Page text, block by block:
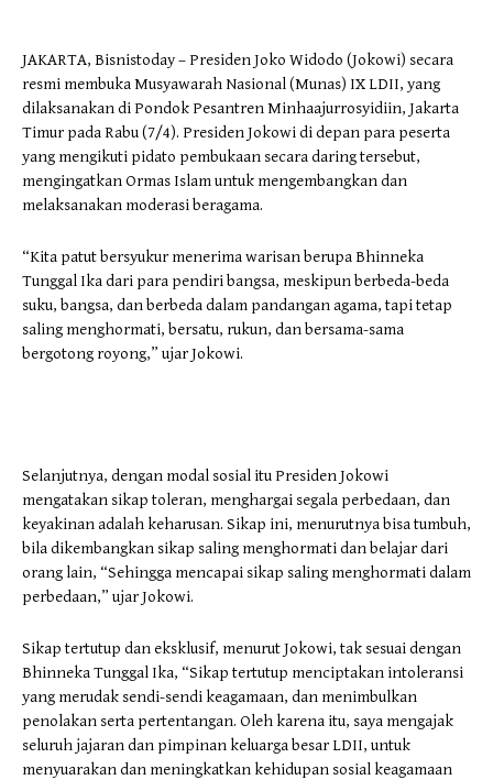
JAKARTA, Bisnistoday – Presiden Joko Widodo (Jokowi) secara
resmi membuka Musyawarah Nasional (Munas) IX LDII, yang
dilaksanakan di Pondok Pesantren Minhaajurrosyidiin, Jakarta
Timur pada Rabu (7/4). Presiden Jokowi di depan para peserta
yang mengikuti pidato pembukaan secara daring tersebut,
mengingatkan Ormas Islam untuk mengembangkan dan
melaksanakan moderasi beragama.
“Kita patut bersyukur menerima warisan berupa Bhinneka
Tunggal Ika dari para pendiri bangsa, meskipun berbeda-beda
suku, bangsa, dan berbeda dalam pandangan agama, tapi tetap
saling menghormati, bersatu, rukun, dan bersama-sama
bergotong royong,” ujar Jokowi.
Selanjutnya, dengan modal sosial itu Presiden Jokowi
mengatakan sikap toleran, menghargai segala perbedaan, dan
keyakinan adalah keharusan. Sikap ini, menurutnya bisa tumbuh,
bila dikembangkan sikap saling menghormati dan belajar dari
orang lain, “Sehingga mencapai sikap saling menghormati dalam
perbedaan,” ujar Jokowi.
Sikap tertutup dan eksklusif, menurut Jokowi, tak sesuai dengan
Bhinneka Tunggal Ika, “Sikap tertutup menciptakan intoleransi
yang merudak sendi-sendi keagamaan, dan menimbulkan
penolakan serta pertentangan. Oleh karena itu, saya mengajak
seluruh jajaran dan pimpinan keluarga besar LDII, untuk
menyuarakan dan meningkatkan kehidupan sosial keagamaan